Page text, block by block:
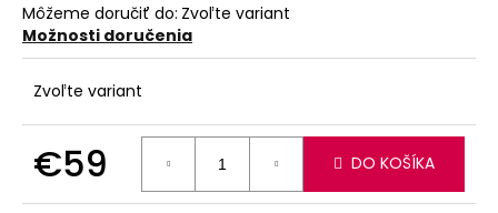
Môžeme doručiť do: Zvoľte variant
Možnosti doručenia
Zvoľte variant
€59 DO KOŠÍKA